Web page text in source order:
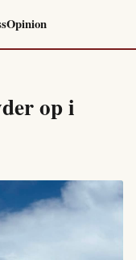
Opinion
op i